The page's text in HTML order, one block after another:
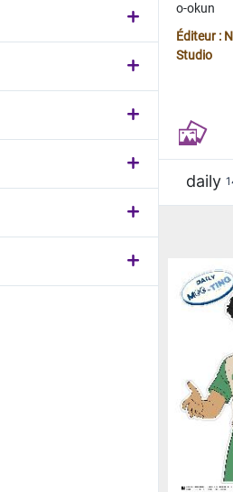
o-okun
Éditeur :
Studio
daily